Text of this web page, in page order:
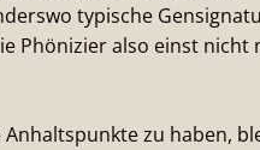
typische
Phönizier also einst nicht
zu haben,